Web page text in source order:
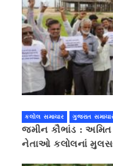
કલોલ સમાચાર ગુજરાત
જમીન કૌભાંડ : અમિત
નેતાઓ કલોલનાં